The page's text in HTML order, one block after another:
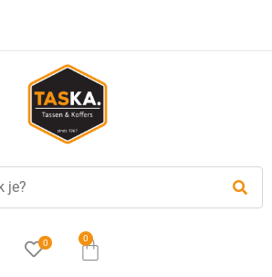
besteld, is vandaag verzonden!
0 0